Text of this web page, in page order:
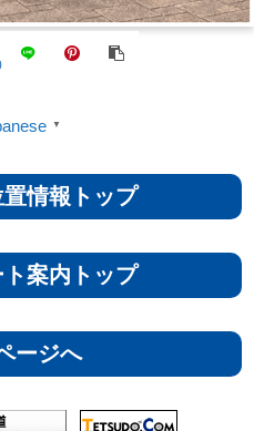
▼
情報トップ
案内トップ
ージへ